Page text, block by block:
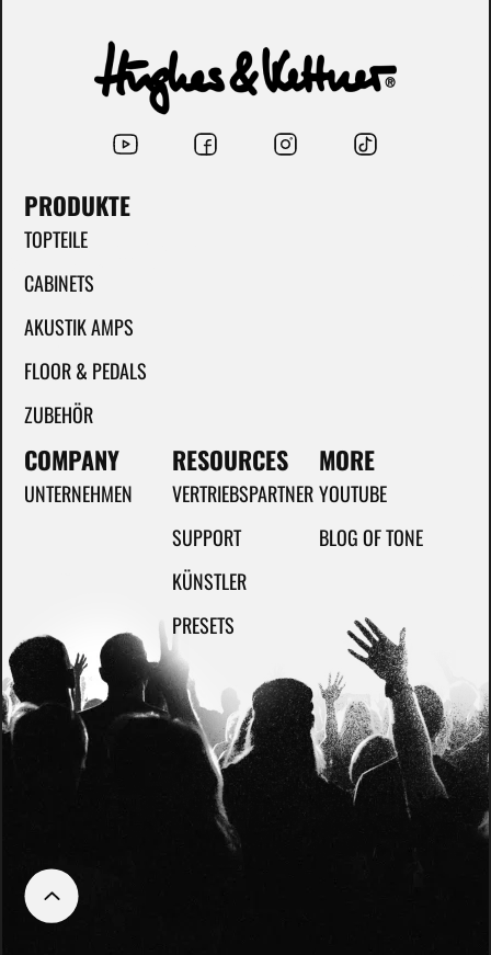
PRODUKTE
TOPTEILE
CABINETS
AKUSTIK AMPS
FLOOR & PEDALS
ZUBEHÖR
COMPANY
UNTERNEHMEN
RESOURCES
VERTRIEBSPARTNER
SUPPORT
KÜNSTLER
PRESETS
MORE
YOUTUBE
BLOG OF TONE